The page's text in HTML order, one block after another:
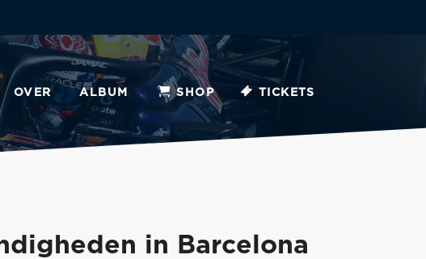
OVER ALBUM SHOP TICKETS
in Barcelona